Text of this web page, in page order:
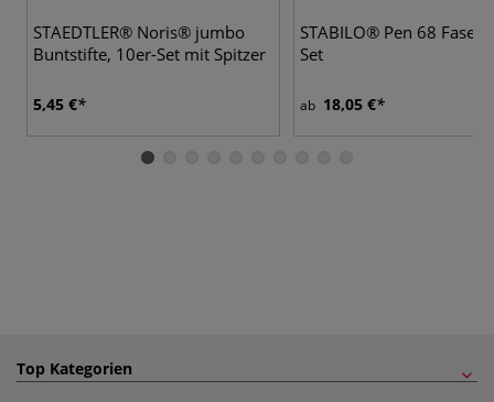
STAEDTLER® Noris® jumbo
Buntstifte, 10er-Set mit Spitzer
5,45 €
STABILO® Pen 68
Set
ab 18,05 €
Top Kategorien